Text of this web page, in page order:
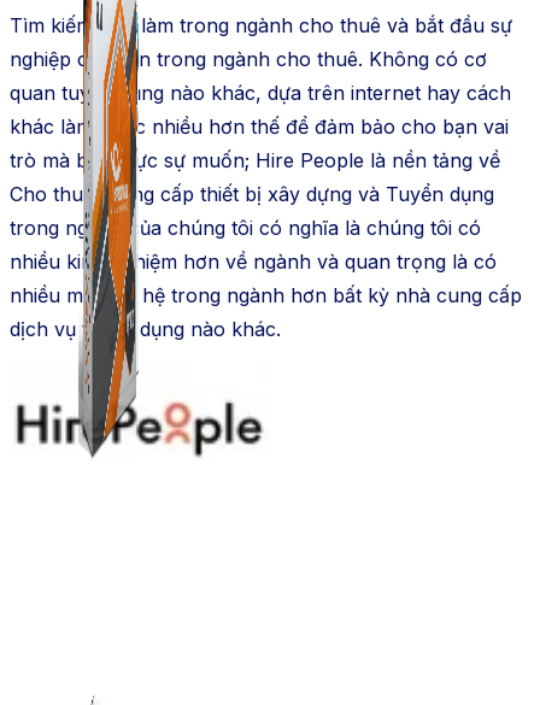
Kiến Thức Marketing
Tìm kiếm việc làm trong ngành cho thuê và bắt đầu sự
nghiệp của bạn trong ngành cho thuê. Không có cơ
quan tuyển dụng nào khác, dựa trên internet hay cách
khác làm được nhiều hơn thế để đảm bảo cho bạn vai
trò mà bạn thực sự muốn; Hire People là nền tảng về
Cho thuê, Cung cấp thiết bị xây dựng và Tuyển dụng
trong ngành của chúng tôi có nghĩa là chúng tôi có
nhiều kinh nghiệm hơn về ngành và quan trọng là có
nhiều mối liên hệ trong ngành hơn bất kỳ nhà cung cấp
dịch vụ tuyển dụng nào khác.